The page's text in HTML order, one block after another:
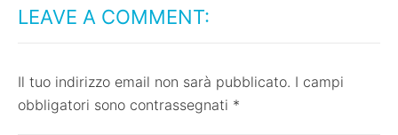
LEAVE A COMMENT:
Il tuo indirizzo email non sarà pubblicato. I campi
obbligatori sono contrassegnati *